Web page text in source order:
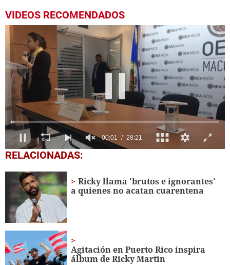
VIDEOS RECOMENDADOS
0
seconds
minutes,
seconds
RELACIONADAS:
Ricky llama 'brutos e ignorantes'
a quienes no acatan cuarentena
Agitación en Puerto Rico inspira
álbum de Ricky Martin